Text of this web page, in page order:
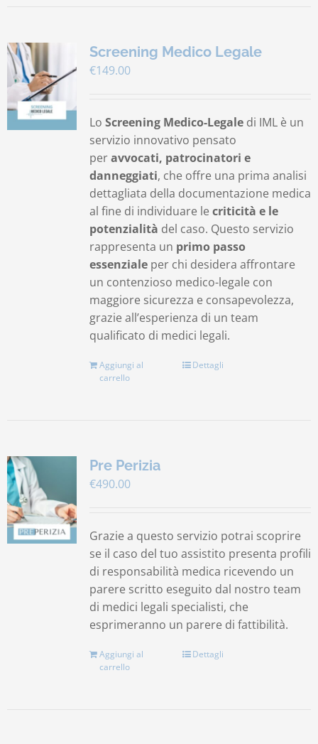
Screening Medico Legale
€149.00
Lo Screening Medico-Legaledi IML è un
servizio innovativo pensato
peravvocati, patrocinatori e
danneggiati, che offre una prima analisi
dettagliata della documentazione medica
al fine di individuare le criticità e le
potenzialità del caso. Questo servizio
rappresenta un primo passo
essenzialeper chi desidera affrontare
un contenzioso medico-legale con
maggiore sicurezza e consapevolezza,
grazie all’esperienza di un team
qualificato di medici legali.
Aggiungi al
carrello
Dettagli
Pre Perizia
€490.00
Grazie a questo servizio potrai scoprire
se il caso del tuo assistito presenta profili
di responsabilità medica ricevendo un
parere scritto eseguito dal nostro team
di medici legali specialisti, che
esprimeranno un parere di fattibilità.
Aggiungi al
carrello
Dettagli